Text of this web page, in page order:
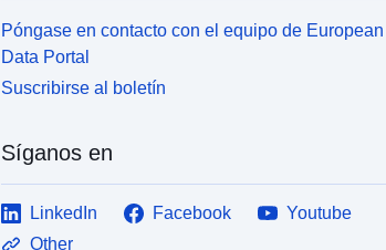
Póngase en contacto con el equipo de European
Data Portal
Suscribirse al boletín
Síganos en
LinkedIn Facebook
Youtube
Other